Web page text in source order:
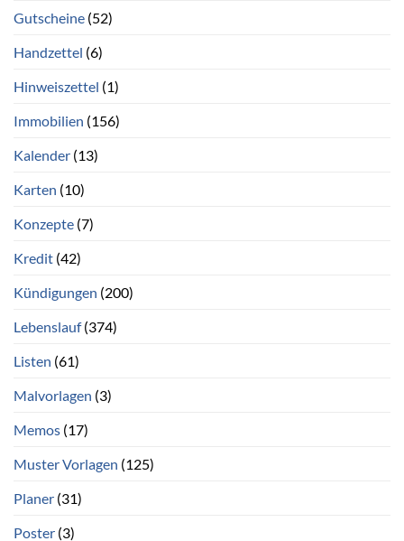
Gutscheine (52)
Handzettel (6)
Hinweiszettel (1)
Immobilien (156)
Kalender (13)
Karten (10)
Konzepte (7)
Kredit (42)
Kündigungen (200)
Lebenslauf(374)
Listen (61)
Malvorlagen (3)
Memos (17)
Muster Vorlagen (125)
Planer (31)
Poster (3)